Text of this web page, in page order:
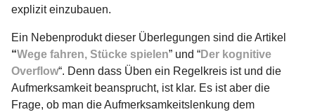
explizit einzubauen.
Ein Nebenprodukt dieser Überlegungen sind die Artikel
“Wege fahren, Stücke spielen” und “Der kognitive
Overflow“. Denn dass Üben ein Regelkreis ist und die
Aufmerksamkeit beansprucht, ist klar. Es ist aber die
Frage, ob man die Aufmerksamkeitslenkung dem